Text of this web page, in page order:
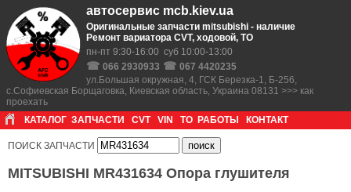
автосервис mcb.kiev.ua
Оригинальные запчасти mitsubishi - наличие
Ремонт вариатора CVT, ходовой, ТО
пн-пт 9:30-16:00 суб 10:00-13:00
☎ 066 2930933 ☎ 067 4420235
ул.Большая окружная, 4, ГСК Березка-1, Б-256,
с.Софиевская Борщаговка, Киевская область, Украина 08131 >>> как
проехать
КАТАЛОГ ЗАПЧАСТИ CVT VIN ТО РАБОТЫ КОНТАКТ
ПОИСК ЗАПЧАСТИ
MITSUBISHI MR431634 Опора глушителя